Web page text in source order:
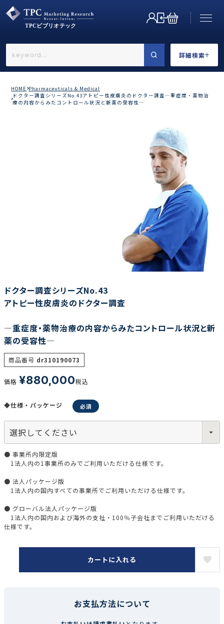
詳細検索
←戻る
リセット 検索する
HOME Pharmaceuticals & Medical
ドクター調査シリーズNo.43アトピー性皮膚炎のドクター調査―重症度・薬物治
療の内容からみたコントロール状況と新薬の受容性―
ドクター調査シリーズNo.43
アトピー性皮膚炎のドクター調査
―重症度・薬物治療の内容からみたコントロール状況と新
薬の受容性―
商品番号 dr310190073
価格 ¥880,000税込
◆仕様・パッケージ
● 事業所内限定版
1法人内の1事業所のみでご利用いただける仕様です。
● 法人パッケージ版
1法人内の国内すべての事業所でご利用いただける仕様です。
● グローバル法人パッケージ版
1法人内の国内および海外の支社・100％子会社までご利用いただける
仕様です。
カートに入れる
お支払方法について